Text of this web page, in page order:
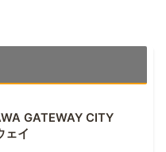
GATEWAY CITY
ェイ